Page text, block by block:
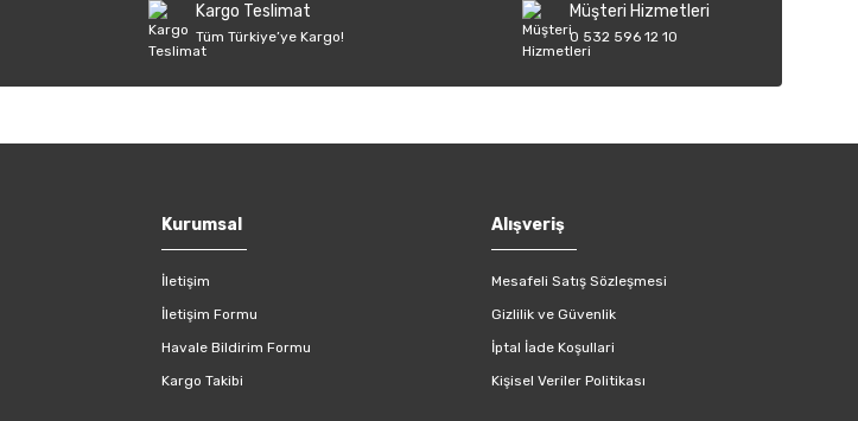
Kargo Teslimat
Tüm Türkiye’ye Kargo!
Müşteri Hizmetleri
0 532 596 12 10
Kurumsal
İletişim
İletişim Formu
Havale Bildirim Formu
Kargo Takibi
Alışveriş
Mesafeli Satış Sözleşmesi
Gizlilik ve Güvenlik
İptal İade Koşullari
Kişisel Veriler Politikası